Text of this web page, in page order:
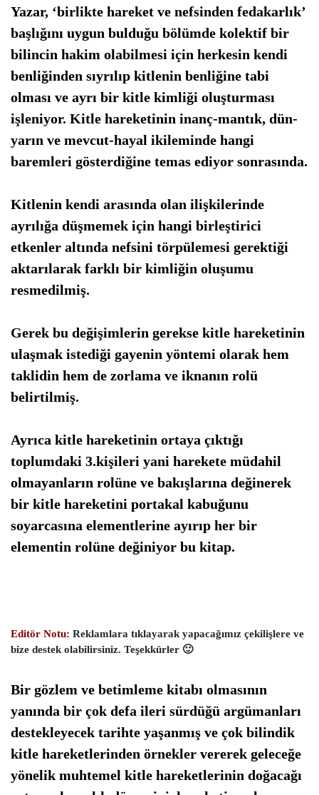
Yazar, ‘birlikte hareket ve nefsinden fedakarlık’
başlığını uygun bulduğu bölümde kolektif bir
bilincin hakim olabilmesi için herkesin kendi
benliğinden sıyrılıp kitlenin benliğine tabi
olması ve ayrı bir kitle kimliği oluşturması
işleniyor. Kitle hareketinin inanç-mantık, dün-
yarın ve mevcut-hayal ikileminde hangi
baremleri gösterdiğine temas ediyor sonrasında.
Kitlenin kendi arasında olan ilişkilerinde
ayrılığa düşmemek için hangi birleştirici
etkenler altında nefsini törpülemesi gerektiği
aktarılarak farklı bir kimliğin oluşumu
resmedilmiş.
Gerek bu değişimlerin gerekse kitle hareketinin
ulaşmak istediği gayenin yöntemi olarak hem
taklidin hem de zorlama ve iknanın rolü
belirtilmiş.
Ayrıca kitle hareketinin ortaya çıktığı
toplumdaki 3.kişileri yani harekete müdahil
olmayanların rolüne ve bakışlarına değinerek
bir kitle hareketini portakal kabuğunu
soyarcasına elementlerine ayırıp her bir
elementin rolüne değiniyor bu kitap.
Editör Notu: Reklamlara tıklayarak yapacağımız çekilişlere ve
bize destek olabilirsiniz. Teşekkürler 🙂
Bir gözlem ve betimleme kitabı olmasının
yanında bir çok defa ileri sürdüğü argümanları
destekleyecek tarihte yaşanmış ve çok bilindik
kitle hareketlerinden örnekler vererek geleceğe
yönelik muhtemel kitle hareketlerinin doğacağı